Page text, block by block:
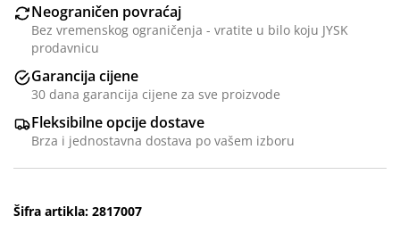
Neograničen povraćaj
Bez vremenskog ograničenja - vratite u bilo koju JYSK
prodavnicu
Garancija cijene
30 dana garancija cijene za sve proizvode
Fleksibilne opcije dostave
Brza i jednostavna dostava po vašem izboru
Šifra artikla: 2817007